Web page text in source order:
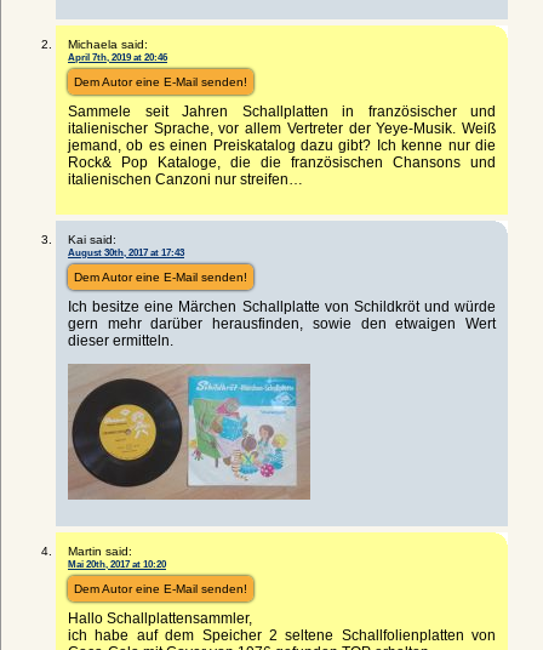
Michaela said:
April 7th, 2019 at 20:46
Dem Autor eine E-Mail senden!
Sammele seit Jahren Schallplatten in französischer und
italienischer Sprache, vor allem Vertreter der Yeye-Musik. Weiß
jemand, ob es einen Preiskatalog dazu gibt? Ich kenne nur die
Rock& Pop Kataloge, die die französischen Chansons und
italienischen Canzoni nur streifen…
Kai said:
August 30th, 2017 at 17:43
Dem Autor eine E-Mail senden!
Ich besitze eine Märchen Schallplatte von Schildkröt und würde
gern mehr darüber herausfinden, sowie den etwaigen Wert
dieser ermitteln.
Martin said:
Mai 20th, 2017 at 10:20
Dem Autor eine E-Mail senden!
Hallo Schallplattensammler,
ich habe auf dem Speicher 2 seltene Schallfolienplatten von